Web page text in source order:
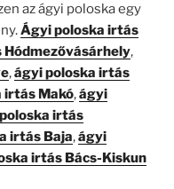
az ágyi poloska egy
Ágyi poloska irtás
,
,ágyi poloska irtás
irtás Makó,ágyi
irtás
irtás Baja,ágyi
irtás Bács-Kiskun